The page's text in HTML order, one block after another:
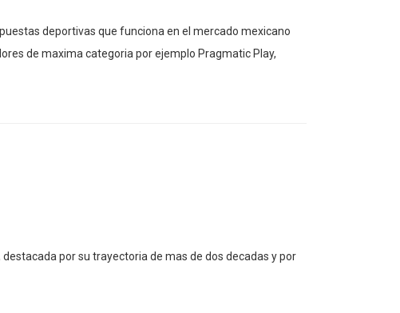
deportivas que funciona en el mercado mexicano
de maxima categoria por ejemplo Pragmatic Play,
por su trayectoria de mas de dos decadas y por